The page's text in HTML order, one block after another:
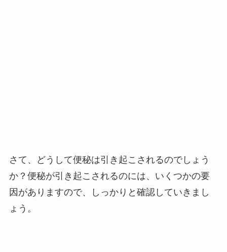
さて、どうして便秘は引き起こされるのでしょう
か？便秘が引き起こされるのには、いくつかの要
因がありますので、しっかりと確認していきまし
ょう。